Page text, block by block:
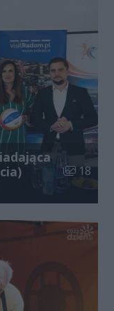
Liczba
18